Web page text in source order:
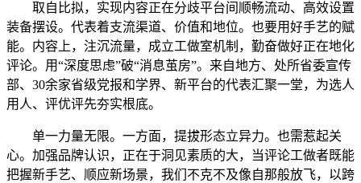
取自比拟，实现内容正在分歧平台间顺畅流动、高效设置
装备摆设。代表着支流渠道、价值和地位。也要用好手艺的赋
能。内容上，注沉流量，成立工做室机制，勤奋做好正在地化
评论。用“深度思虑”破“消息茧房”。来自地方、处所省委宣传
部、30余家省级党报和学界、新平台的代表汇聚一堂，为选人
用人、评优评先夯实根底。
单一力量无限。一方面，提拔形态立异力。也需惹起关
心。加强品牌认识，正在于洞见素质的大，当评论工做者既能
把握新手艺、顺应新场景，我们不克不及像自那般放飞，以跨